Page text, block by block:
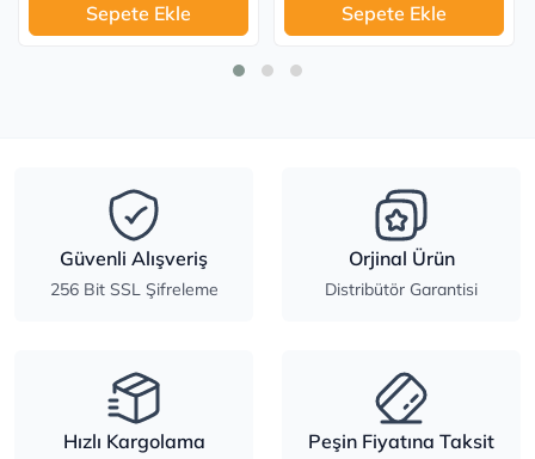
Sepete Ekle Sepete Ekle
Güvenli Alışveriş
256 Bit SSL Şifreleme
Orjinal Ürün
Distribütör Garantisi
Hızlı Kargolama Peşin Fiyatına Taksit